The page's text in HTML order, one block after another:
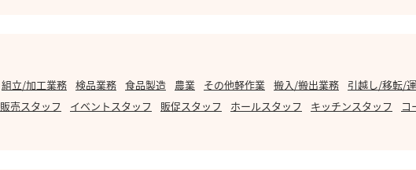
組立/加工業務 検品業務 食品製造 農業 その他軽作業 搬入/搬出業務 引越し/移転/
販売スタッフ イベントスタッフ 販促スタッフ ホールスタッフ キッチンスタッフ コ